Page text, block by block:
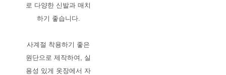
로 다양한 신발과 매치
하기 좋습니다.
사계절 착용하기 좋은
원단으로 제작하여, 실
용성 있게 옷장에서 자